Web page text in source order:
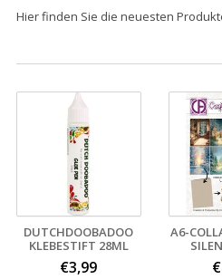
Hier finden Sie die neuesten
DUTCHDOOBADOO
KLEBESTIFT 28ML
€3,99
A6-